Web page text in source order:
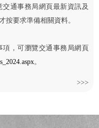
通事務局網頁最新資訊及
按要求準備相關資料。
，可瀏覽交通事務局網頁
。
>>>